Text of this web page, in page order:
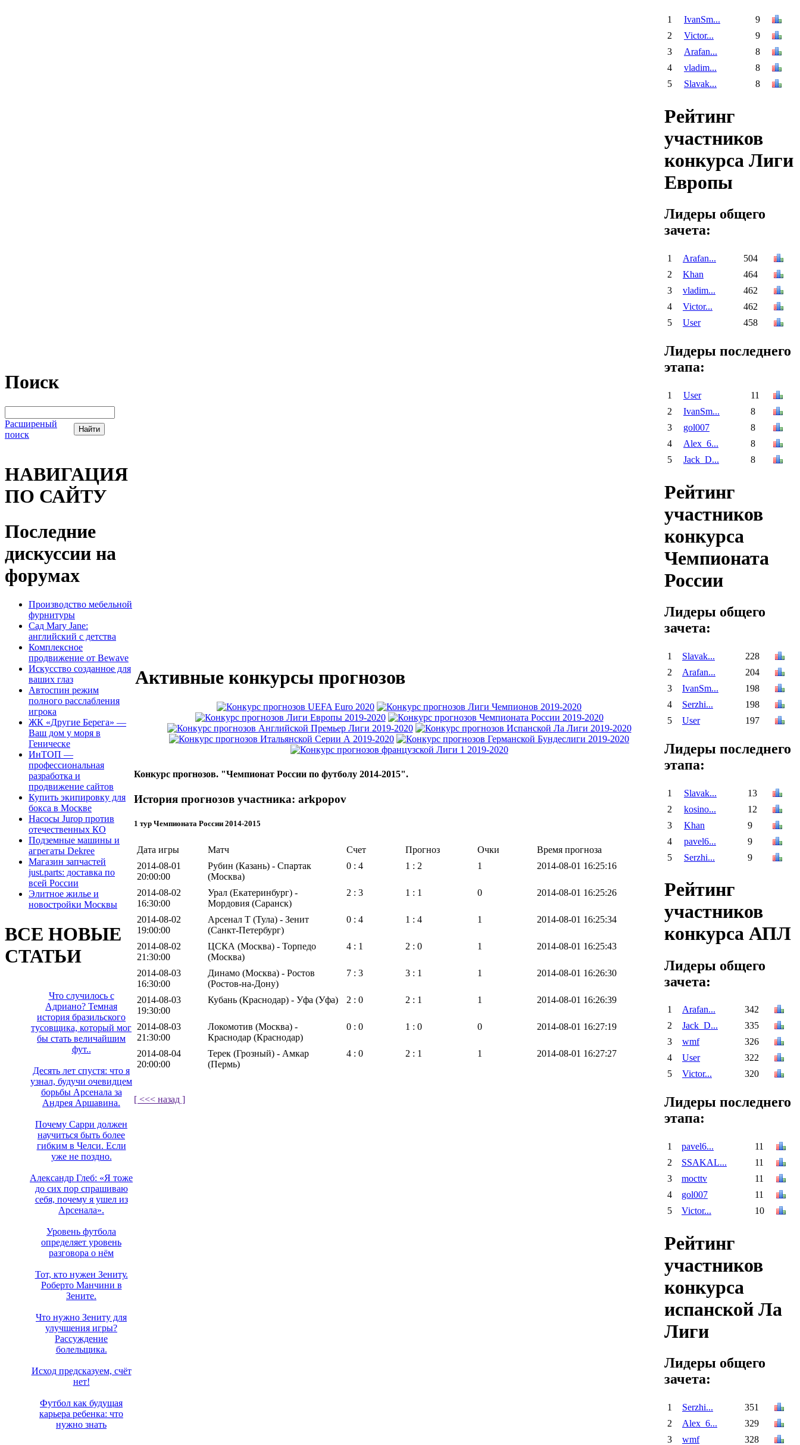
Поиск
Расширеный
поиск
НАВИГАЦИЯ
ПО САЙТУ
Последние
дискуссии на
форумах
Производство мебельной
фурнитуры
Сад Mary Jane:
английский с детства
Комплексное
продвижение от Bewave
Искусство созданное для
ваших глаз
Автоспин режим
полного расслабления
игрока
ЖК «Другие Берега» —
Ваш дом у моря в
Геническе
ИнТОП —
профессиональная
разработка и
продвижение сайтов
Купить экипировку для
бокса в Москве
Насосы Jurop против
отечественных КО
Подземные машины и
агрегаты Dekree
Магазин запчастей
just.parts: доставка по
всей России
Элитное жилье и
новостройки Москвы
ВСЕ НОВЫЕ
СТАТЬИ
Что случилось с
Адриано? Темная
история бразильского
тусовщика, который мог
бы стать величайшим
фут..
Десять лет спустя: что я
узнал, будучи очевидцем
борьбы Арсенала за
Андрея Аршавина.
Почему Сарри должен
научиться быть более
гибким в Челси. Если
уже не поздно.
Александр Глеб: «Я тоже
до сих пор спрашиваю
себя, почему я ушел из
Арсенала».
Уровень футбола
определяет уровень
разговора о нём
Тот, кто нужен Зениту.
Роберто Манчини в
Зените.
Что нужно Зениту для
улучшения игры?
Рассуждение
болельщика.
Исход предсказуем, счёт
нет!
Футбол как будущая
карьера ребенка: что
нужно знать
Активные конкурсы прогнозов
Конкурс прогнозов. "Чемпионат России по футболу 2014-2015".
История прогнозов участника: arkpopov
1 тур Чемпионата России 2014-2015
Дата игры Матч Счет Прогноз Очки
Время прогноза
2014-08-01
20:00:00
Рубин (Казань) - Спартак
(Москва)
0 : 4 1 : 2 1 2014-08-01 16:25:16
2014-08-02
16:30:00
Урал (Екатеринбург) -
Мордовия (Саранск)
2 : 3 1 : 1 0 2014-08-01 16:25:26
2014-08-02
19:00:00
Арсенал Т (Тула) - Зенит
(Санкт-Петербург)
0 : 4 1 : 4 1 2014-08-01 16:25:34
2014-08-02
21:30:00
ЦСКА (Москва) - Торпедо
(Москва)
4 : 1 2 : 0 1 2014-08-01 16:25:43
2014-08-03
16:30:00
Динамо (Москва) - Ростов
(Ростов-на-Дону)
7 : 3 3 : 1 1 2014-08-01 16:26:30
2014-08-03
19:30:00
Кубань (Краснодар) - Уфа (Уфа) 2 : 0 2 : 1 1 2014-08-01 16:26:39
2014-08-03
21:30:00
Локомотив (Москва) -
Краснодар (Краснодар)
0 : 0 1 : 0 0 2014-08-01 16:27:19
2014-08-04
20:00:00
Терек (Грозный) - Амкар
(Пермь)
4 : 0 2 : 1 1 2014-08-01 16:27:27
[ <<< назад ]
1 IvanSm...
9
2
Victor...
9
3
Arafan...
8
4
vladim...
8
5
Slavak... 8
Рейтинг
участников
конкурса Лиги
Европы
Лидеры общего
зачета:
1 Arafan...
504
2
Khan
464
3
vladim...
462
4
Victor...
462
5
User 458
Лидеры последнего
этапа:
1 User
11
2
IvanSm...
8
3
gol007
8
4
Alex_6...
8
5
Jack_D... 8
Рейтинг
участников
конкурса
Чемпионата
России
Лидеры общего
зачета:
1 Slavak...
228
2
Arafan...
204
3
IvanSm...
198
4
Serzhi...
198
5
User 197
Лидеры последнего
этапа:
1 Slavak...
13
2
kosino...
12
3
Khan
9
4
pavel6...
9
5
Serzhi... 9
Рейтинг
участников
конкурса АПЛ
Лидеры общего
зачета:
1 Arafan...
342
2
Jack_D...
335
3
wmf
326
4
User
322
5
Victor... 320
Лидеры последнего
этапа:
1 pavel6...
11
2
SSAKAL...
11
3
mocttv
11
4
gol007
11
5
Victor... 10
Рейтинг
участников
конкурса
испанской Ла
Лиги
Лидеры общего
зачета:
1 Serzhi...
351
2
Alex_6...
329
3
wmf 328